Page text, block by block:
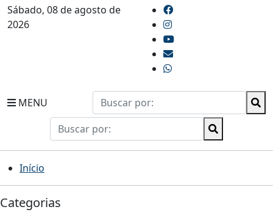
Sábado, 08 de agosto de
2026
MENU
Início
Categorias